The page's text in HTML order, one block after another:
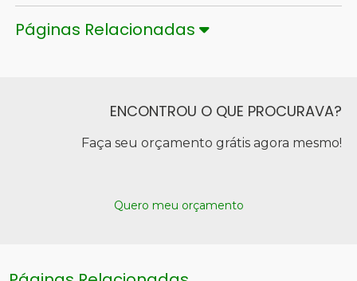
Páginas Relacionadas
ENCONTROU O QUE PROCURAVA?
Faça seu orçamento grátis agora mesmo!
Quero meu orçamento